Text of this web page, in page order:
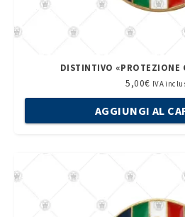
DISTINTIVO «PROTEZIONE
5,00€ IVA
AGGIUNGI AL